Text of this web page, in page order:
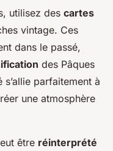
utilisez des cartes
vintage. Ces
dans le passé,
des Pâques
s’allie parfaitement à
une atmosphère
être réinterprété